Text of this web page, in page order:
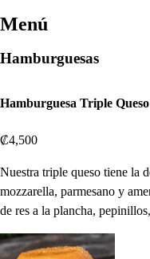
Menú
Hamburguesas
Hamburguesa Triple Queso
₡4,500
Nuestra triple queso tiene la
mozzarella, parmesano y
de res a la plancha,